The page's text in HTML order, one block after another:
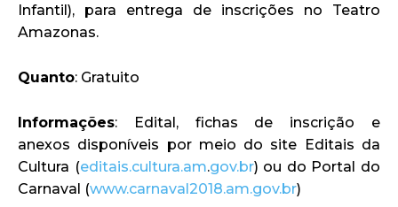
Infantil), para entrega de inscrições no Teatro
Amazonas.
Quanto: Gratuito
Informações: Edital, fichas de inscrição e
anexos disponíveis por meio do site Editais da
Cultura (editais.cultura.am.gov.br) ou do Portal do
Carnaval (www.carnaval2018.am.gov.br)